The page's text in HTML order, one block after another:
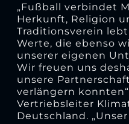
„Fußball verbindet
Herkunft, Religion
Traditionsverein
Werte, die ebenso
unserer eigenen
Wir freuen uns
unsere
verlängern
Vertriebsleiter
Deutschland.